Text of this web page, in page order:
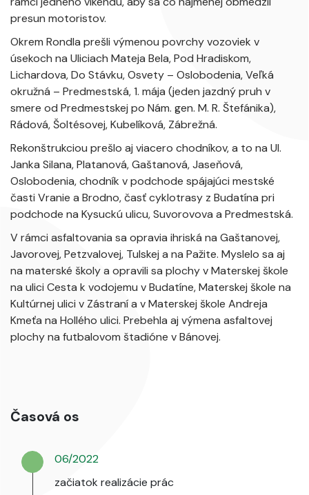
presun motoristov.
Okrem Rondla prešli výmenou povrchy vozoviek v
úsekoch na Uliciach Mateja Bela, Pod Hradiskom,
Lichardova, Do Stávku, Osvety – Oslobodenia, Veľká
okružná – Predmestská, 1. mája (jeden jazdný pruh v
smere od Predmestskej po Nám. gen. M. R. Štefánika),
Rádová, Šoltésovej, Kubelíková, Zábrežná.
Rekonštrukciou prešlo aj viacero chodníkov, a to na Ul.
Janka Silana, Platanová, Gaštanová, Jaseňová,
Oslobodenia, chodník v podchode spájajúci mestské
časti Vranie a Brodno, časť cyklotrasy z Budatína pri
podchode na Kysuckú ulicu, Suvorovova a Predmestská.
V rámci asfaltovania sa opravia ihriská na Gaštanovej,
Javorovej, Petzvalovej, Tulskej a na Pažite. Myslelo sa aj
na materské školy a opravili sa plochy v Materskej škole
na ulici Cesta k vodojemu v Budatíne, Materskej škole na
Kultúrnej ulici v Zástraní a v Materskej škole Andreja
Kmeťa na Hollého ulici. Prebehla aj výmena asfaltovej
plochy na futbalovom štadióne v Bánovej.
Časová os
06/2022
začiatok realizácie prác